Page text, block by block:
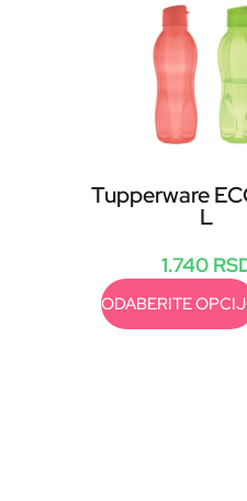
Tupperware
L
1.740
ODABERITE